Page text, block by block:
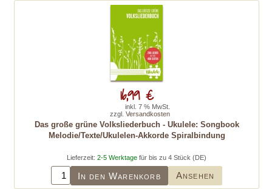
Das große grüne Volksliederbuch - Ukulele: Songbook
Melodie/Texte/Ukulelen-Akkorde Spiralbindung
Lieferzeit: 2-5 Werktage für bis zu 4 Stück (DE)
In den Warenkorb Ansehen
16,99 €
inkl. 7 % MwSt.
zzgl. Versandkosten